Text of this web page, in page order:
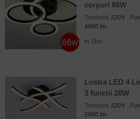
66w
corpuri 66W
Tensiune 220V ,
4800 lm
In Stoc
Lustra LED 4
3 functii 28W
Tensiune 220V ,
2000 lm